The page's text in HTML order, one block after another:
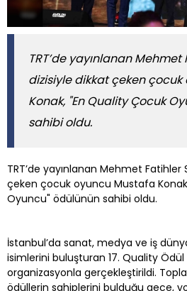
TRT’de yayınlanan Mehmet
dizisiyle dikkat çeken
Konak, "En Quality Çocuk
sahibi oldu.
TRT’de yayınlanan Mehmet Fatihler
çeken çocuk oyuncu Mustafa
Oyuncu" ödülünün sahibi oldu.
İstanbul’da sanat, medya ve iş
isimlerini buluşturan 17. Quality
organizasyonla gerçekleştirildi.
ödüllerin sahiplerini bulduğu gece,